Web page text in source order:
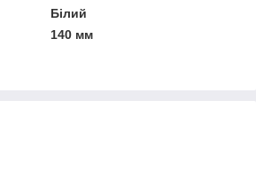
Білий
140 мм